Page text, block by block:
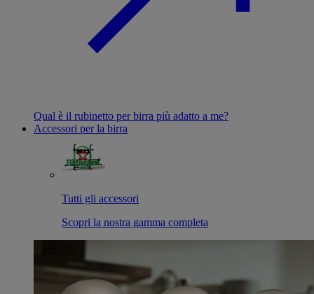
Qual è il rubinetto per birra più adatto a me?
Accessori per la birra
Tutti gli accessori
Scopri la nostra gamma completa